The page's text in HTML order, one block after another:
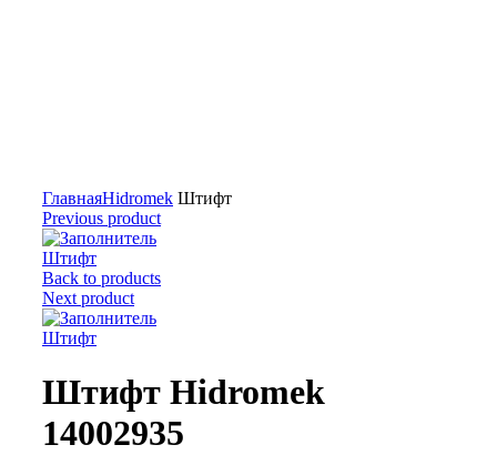
ГлавнаяHidromek Штифт
Previous product
Штифт
Back to products
Next product
Штифт
Штифт Hidromek
14002935